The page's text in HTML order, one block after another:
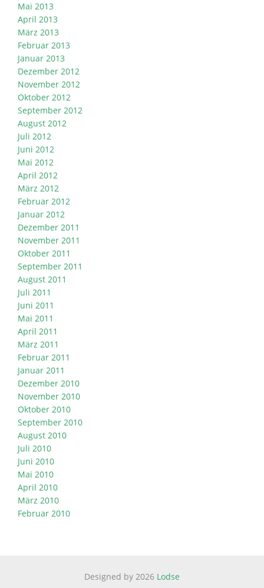
Mai 2013
April 2013
März 2013
Februar 2013
Januar 2013
Dezember 2012
November 2012
Oktober 2012
September 2012
August 2012
Juli 2012
Juni 2012
Mai 2012
April 2012
März 2012
Februar 2012
Januar 2012
Dezember 2011
November 2011
Oktober 2011
September 2011
August 2011
Juli 2011
Juni 2011
Mai 2011
April 2011
März 2011
Februar 2011
Januar 2011
Dezember 2010
November 2010
Oktober 2010
September 2010
August 2010
Juli 2010
Juni 2010
Mai 2010
April 2010
März 2010
Februar 2010
Designed by 2026 Lodse